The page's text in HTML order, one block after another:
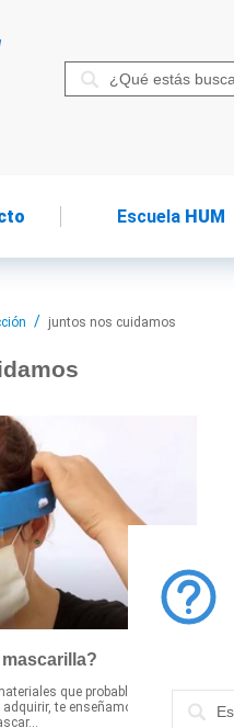
Escuela HUM
juntos nos cuidamos
que probablemente
te enseñamos a